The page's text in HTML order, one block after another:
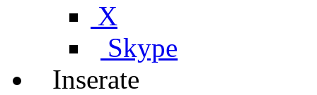
X
Skype
Inserate